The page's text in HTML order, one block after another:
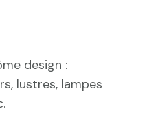
design :
lustres, lampes